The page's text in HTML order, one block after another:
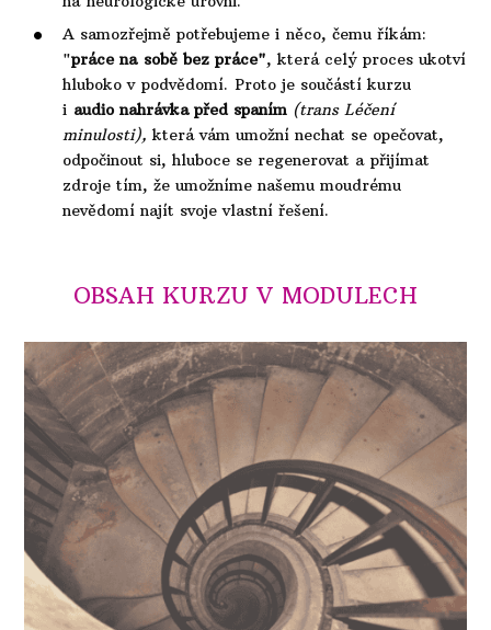
A samozřejmě potřebujeme i něco, čemu říkám:
"práce na sobě bez práce", která celý proces ukotví
hluboko v podvědomí. Proto je součástí kurzu
i audio nahrávka před spaním (trans Léčení
minulosti), která vám umožnínechat se opečovat,
odpočinout si, hluboce se regenerovat a přijímat
zdroje tím, že umožníme našemu moudrému
nevědomí najít svoje vlastní řešení.
OBSAH KURZU V MODULECH